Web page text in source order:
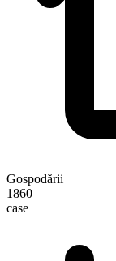
Gospodării
1860
case